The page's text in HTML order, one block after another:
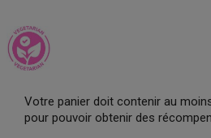
Votre panier doit contenir au
pour pouvoir obtenir des